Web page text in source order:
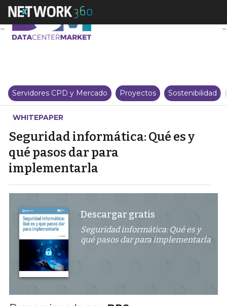
Seguridad informática: Qué es
Servidores CPD y Mercado Proyectos Sostenibilidad
WHITEPAPER
Seguridad informática: Qué es y
qué pasos dar para
implementarla
Descargar gratis
Seguridad informática: Qué es y
qué pasos dar para implementarla